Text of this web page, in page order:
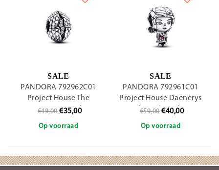
SALE
PANDORA 792962C01
Project House The
Dragon Egg sterling
€49,00 €35,00
Op voorraad
SALE
PANDORA 792961C01
Project House Daenerys
sterling silver charm
€59,00 €40,00
Op voorraad